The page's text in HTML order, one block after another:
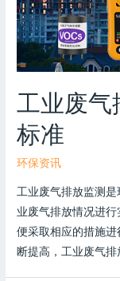
工业废气
标准
环保资讯
工业废气排放监测
业废气排放情况进
便采取相应的措施
断提高，工业废气